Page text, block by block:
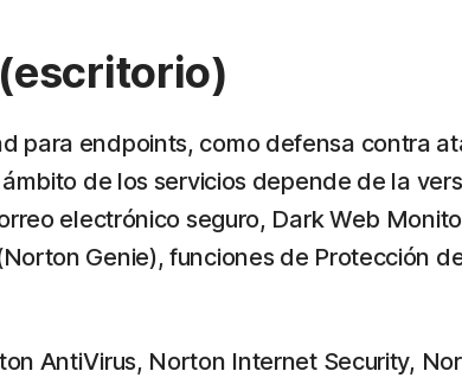
para endpoints, como defensa contra
de los servicios depende de la
electrónico seguro, Dark Web
Genie), funciones de Protección
AntiVirus, Norton Internet Security,